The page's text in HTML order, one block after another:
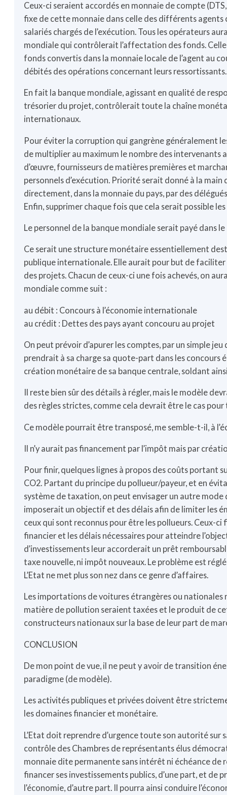
Ceux-ci seraient accordés en monnaie de compte
fixe de cette monnaie dans celle des différents agents
salariés chargés de l’exécution. Tous les opérateurs
mondiale qui contrôlerait l’affectation des fonds.
fonds convertis dans la monnaie locale de l’agent au
débités des opérations concernant leurs ressortissants.
En fait la banque mondiale, agissant en qualité de
trésorier du projet, contrôlerait toute la chaîne
internationaux.
Pour éviter la corruption qui gangrène généralement
de multiplier au maximum le nombre des intervenants
d’œuvre, fournisseurs de matières premières et
personnels d’exécution. Priorité serait donné à la
directement, dans la monnaie du pays, par des
Enfin, supprimer chaque fois que cela serait possible
Le personnel de la banque mondiale serait payé dans
Ce serait une structure monétaire essentiellement
publique internationale. Elle aurait pour but de
des projets. Chacun de ceux-ci une fois achevés, on
mondiale comme suit :
au débit : Concours à l’économie internationale
au crédit : Dettes des pays ayant concouru au projet
On peut prévoir d’apurer les comptes, par un simple
prendrait à sa charge sa quote-part dans les concours
création monétaire de sa banque centrale, soldant
Il reste bien sûr des détails à régler, mais le modèle
des règles strictes, comme cela devrait être le cas
Ce modèle pourrait être transposé, me semble-t-il, à
Il n’y aurait pas financement par l’impôt mais par
Pour finir, quelques lignes à propos des coûts portant
CO2. Partant du principe du pollueur/payeur, et en
système de taxation, on peut envisager un autre
imposerait un objectif et des délais afin de limiter les
ceux qui sont reconnus pour être les pollueurs. Ceux-
financier et les délais nécessaires pour atteindre
d’investissements leur accorderait un prêt
taxe nouvelle, ni impôt nouveaux. Le problème est
L’Etat ne met plus son nez dans ce genre d’affaires.
Les importations de voitures étrangères ou nationales
matière de pollution seraient taxées et le produit de
constructeurs nationaux sur la base de leur part de
CONCLUSION
De mon point de vue, il ne peut y avoir de transition
paradigme (de modèle).
Les activités publiques et privées doivent être
les domaines financier et monétaire.
L’Etat doit reprendre d’urgence toute son autorité sur
contrôle des Chambres de représentants élus
monnaie dite permanente sans intérêt ni échéance de
financer ses investissements publics, d’une part, et de
l’économie, d’autre part. Il pourra ainsi conduire